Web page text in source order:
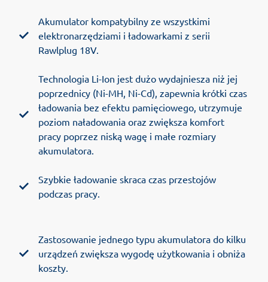
Akumulator kompatybilny ze wszystkimi
elektronarzędziami i ładowarkami z serii
Rawlplug 18V.
Technologia Li-Ion jest dużo wydajniesza niż jej
poprzednicy (Ni-MH, Ni-Cd), zapewnia krótki czas
ładowania bez efektu pamięciowego, utrzymuje
poziom naładowania oraz zwiększa komfort
pracy poprzez niską wagę i małe rozmiary
akumulatora.
Szybkie ładowanie skraca czas przestojów
podczas pracy.
Zastosowanie jednego typu akumulatora do kilku
urządzeń zwiększa wygodę użytkowania i obniża
koszty.